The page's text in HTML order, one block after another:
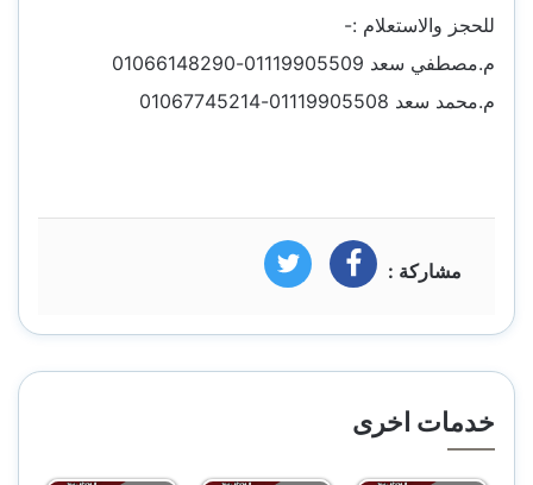
للحجز والاستعلام :-
م.مصطفي سعد 01119905509-01066148290
م.محمد سعد 01119905508-01067745214
مشاركة : فيسبوك تويتر
خدمات اخرى